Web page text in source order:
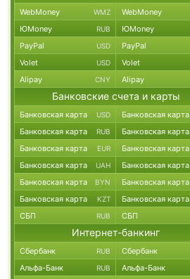
WebMoney WMZ WebMoney
ЮMoney RUB ЮMoney
PayPal USD PayPal
Volet USD Volet
Alipay CNY Alipay
Банковские счета и карты
Банковская карта USD Банковская карта
Банковская карта RUB Банковская карта
Банковская карта EUR Банковская карта
Банковская карта UAH Банковская карта
Банковская карта BYN Банковская карта
Банковская карта KZT Банковская карта
СБП RUB СБП
Интернет-банкинг
Сбербанк RUB Сбербанк
Альфа-Банк RUB Альфа-Банк